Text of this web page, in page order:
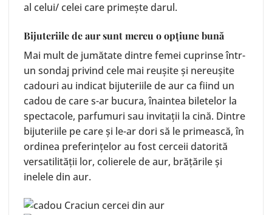
al celui/ celei care primește darul.
Bijuteriile de aur sunt mereu o opțiune bună
Mai mult de jumătate dintre femei cuprinse într-
un sondaj privind cele mai reușite și nereușite
cadouri au indicat bijuteriile de aurca fiind un
cadou de care s-ar bucura, înaintea biletelor la
spectacole, parfumuri sau invitații la cină. Dintre
bijuteriile pe care și le-ar dori să le primească, în
ordinea preferințelor au fost cerceii datorită
versatilității lor, colierele de aur, brățările și
inelele din aur.